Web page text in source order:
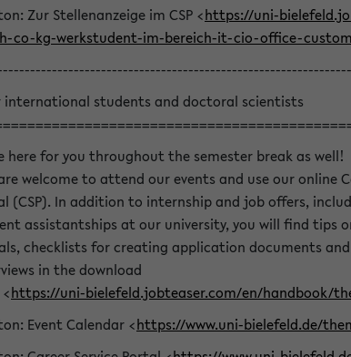
Zur Stellenanzeige im CSP <https://uni-
co-kg-werkstudent-im-bereich-it-cio-office-
international students and doctoral scientists
here for you throughout the semester break as well!
welcome to attend our events and use our online
(CSP). In addition to internship and job offers,
assistantships at our university, you will find tips
checklists for creating application documents
in the download
https://uni-bielefeld.jobteaser.com/en/handbook/
Event Calendar <https://www.uni-bielefeld.de/